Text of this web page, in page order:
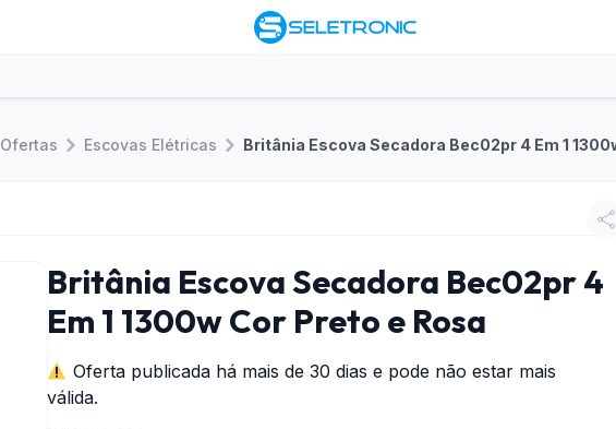
Ofertas Escovas Elétricas
Britânia Escova Secadora Bec02pr 4
Em 1 1300w Cor Preto e Rosa
Oferta publicada há mais de 30 dias e pode não estar mais
válida.